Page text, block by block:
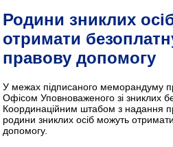
Родини зниклих
отримати
правову допомогу
У межах підписаного меморандуму
Офісом Уповноваженого зі зниклих
Координаційним штабом з надання
родини зниклих осіб можуть
допомогу.